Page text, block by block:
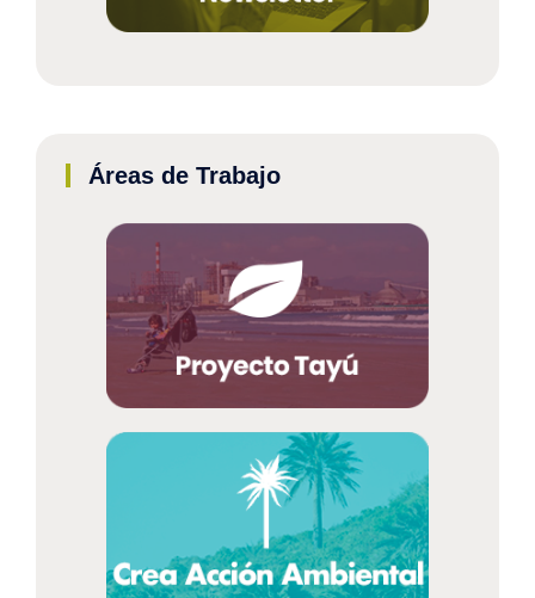
Áreas de Trabajo